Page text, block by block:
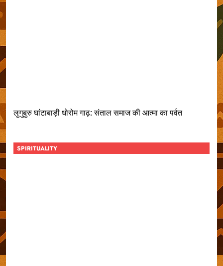
लुगुबुरु घांटाबाड़ी धोरोम गाढ़: संताल समाज की आत्मा का पर्वत
SPIRITUALITY